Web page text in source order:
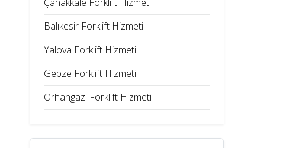
Balıkesir Forklift Hizmeti
Yalova Forklift Hizmeti
Gebze Forklift Hizmeti
Orhangazi Forklift Hizmeti